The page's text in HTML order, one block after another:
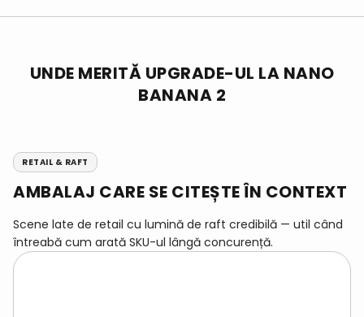
UNDE MERITĂ UPGRADE-UL LA NANO
BANANA 2
RETAIL & RAFT
AMBALAJ CARE SE CITEȘTE ÎN CONTEXT
Scene late de retail cu lumină de raft credibilă — util când
întreabă cum arată SKU-ul lângă concurență.